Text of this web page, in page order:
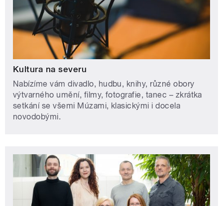
Kultura na severu
Nabízíme vám divadlo, hudbu, knihy, různé obory
výtvarného umění, filmy, fotografie, tanec – zkrátka
setkání se všemi Múzami, klasickými i docela
novodobými.